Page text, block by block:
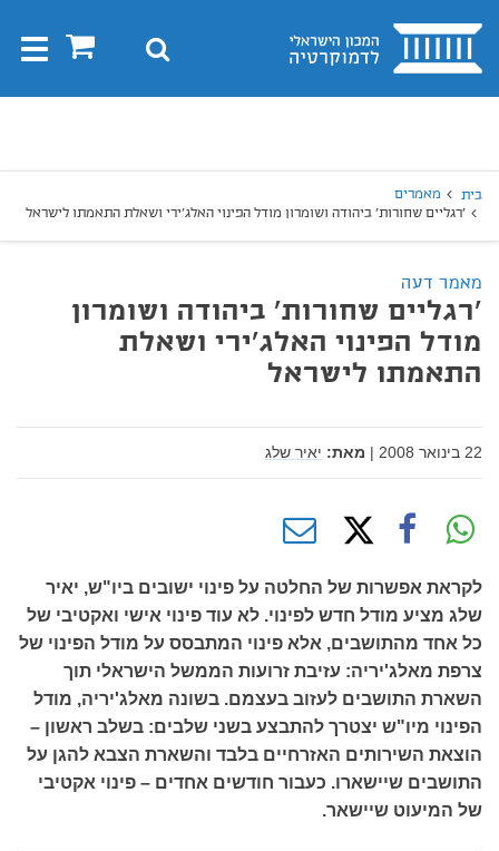
בית 0 חיפוש
בית
מאמרים
'רגליים שחורות' ביהודה ושומרון מודל הפינוי האלג'ירי ושאלת התאמתו לישראל
מאמר דעה
'רגליים שחורות' ביהודה ושומרון
מודל הפינוי האלג'ירי ושאלת
התאמתו לישראל
22 בינואר 2008 | מאת: יאיר שלג
לקראת אפשרות של החלטה על פינוי ישובים ביו"ש, יאיר
שלג מציע מודל חדש לפינוי. לא עוד פינוי אישי ואקטיבי של
כל אחד מהתושבים, אלא פינוי המתבסס על מודל הפינוי של
צרפת מאלג'יריה: עזיבת זרועות הממשל הישראלי תוך
השארת התושבים לעזוב בעצמם. בשונה מאלג'יריה, מודל
הפינוי מיו"ש יצטרך להתבצע בשני שלבים: בשלב ראשון –
הוצאת השירותים האזרחיים בלבד והשארת הצבא להגן על
התושבים שיישארו. כעבור חודשים אחדים – פינוי אקטיבי
של המיעוט שיישאר.